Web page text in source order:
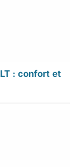
: confort et